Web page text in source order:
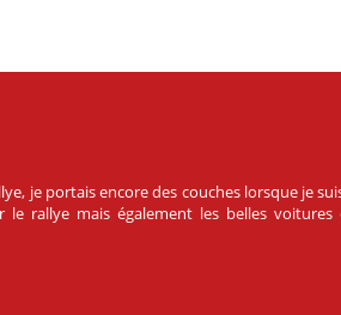
je portais encore des couches lorsque je
rallye mais également les belles